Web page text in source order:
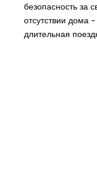
безопасность за
отсутствии дома
длительная